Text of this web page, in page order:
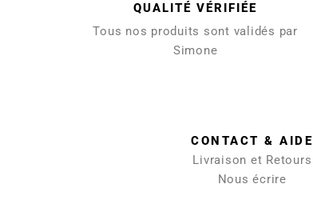
QUALITÉ VÉRIFIÉE
Tous nos produits sont validés par
Simone
CONTACT & AIDE
Livraison et Retours
Nous écrire